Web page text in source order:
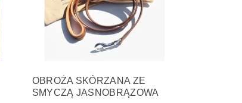
OBROŻA SKÓRZANA ZE
SMYCZĄ JASNOBRĄZOWA